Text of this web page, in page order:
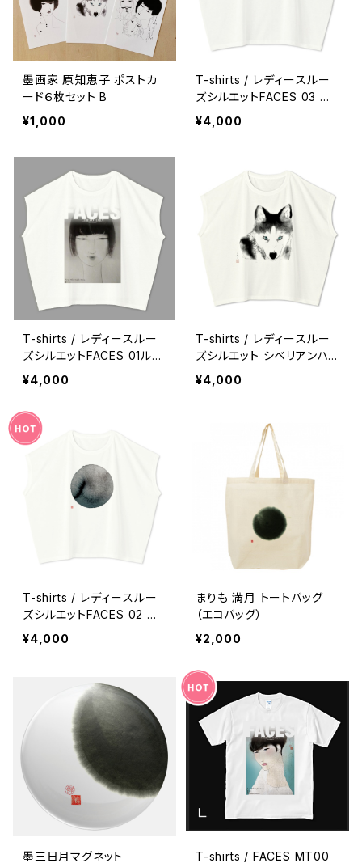
墨画家 原知恵子 ポストカ
ード６枚セット B
¥1,000
T-shirts / レディースルー
ズシルエットFACES 03 た
なとす緑
¥4,000
T-shirts / レディースルー
ズシルエットFACES 01ルイ
ーズ
¥4,000
T-shirts / レディースルー
ズシルエット シベリアンハ
スキー
¥4,000
T-shirts / レディースルー
ズシルエットFACES 02 満
月
¥4,000
まりも 満月 トートバッグ
（エコバッグ）
¥2,000
墨三日月マグネット T-shirts / FACES MT00